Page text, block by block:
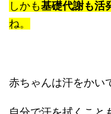
しかも基礎代謝も活
ね。
赤ちゃんは汗をかい